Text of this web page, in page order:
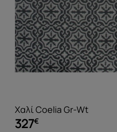
Χαλί Coelia Gr-Wt
327€